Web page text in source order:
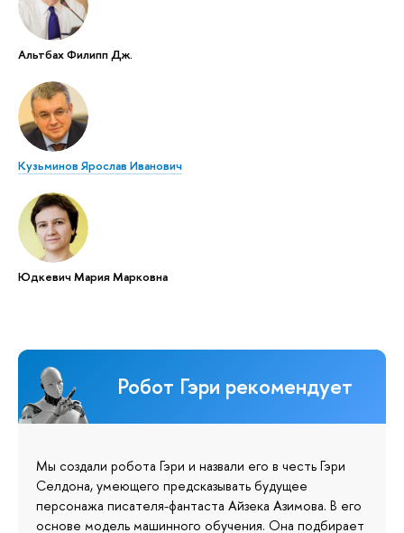
Альтбах Филипп Дж.
Кузьминов Ярослав Иванович
Юдкевич Мария Марковна
Робот Гэри рекомендует
Мы создали робота Гэри и назвали его в честь Гэри
Селдона, умеющего предсказывать будущее
персонажа писателя-фантаста Айзека Азимова. В его
основе модель машинного обучения. Она подбирает